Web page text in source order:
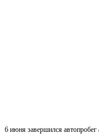
6 июня завершился